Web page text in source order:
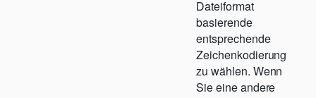
Dateiformat
basierende
entsprechende
Zeichenkodierung
zu wählen. Wenn
Sie eine andere